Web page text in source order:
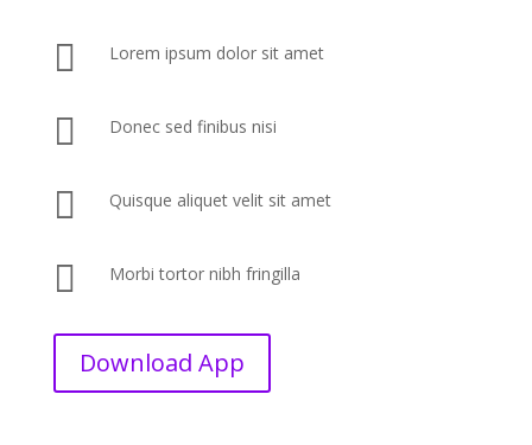
 Lorem ipsum dolor sit amet
 Donec sed finibus nisi
 Quisque aliquet velit sit amet
 Morbi tortor nibh fringilla
Download App